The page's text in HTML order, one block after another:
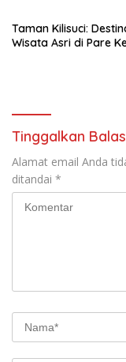
Taman Kilisuci:
Wisata Asri di Pare
Tinggalkan
Alamat email Anda
ditandai *